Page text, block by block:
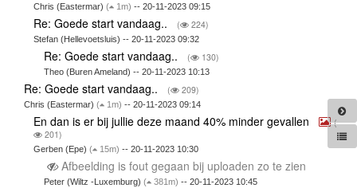
Chris (Eastermar)( 1m) -- 20-11-2023 09:15
Re: Goede start vandaag.. ( 224)
Stefan (Hellevoetsluis) -- 20-11-2023 09:32
Re: Goede start vandaag.. ( 130)
Theo (Buren Ameland) -- 20-11-2023 10:13
Re: Goede start vandaag.. ( 209)
Chris (Eastermar) ( 1m) -- 20-11-2023 09:14
En dan is er bij jullie deze maand 40% minder gevallen
(
201)
Gerben (Epe)( 15m) -- 20-11-2023 10:30
Afbeelding is fout gegaan bij uploaden zo te zien
Peter (Wiltz -Luxemburg) ( 381m) -- 20-11-2023 10:45